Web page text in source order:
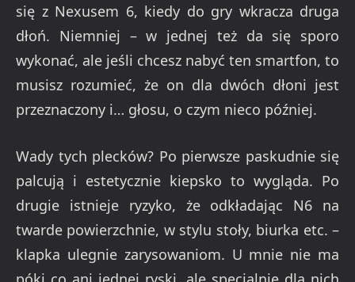
się z Nexusem 6, kiedy do gry wkracza druga
dłoń. Niemniej – w jednej też da się sporo
wykonać, ale jeśli chcesz nabyć ten smartfon, to
musisz rozumieć, że on dla dwóch dłoni jest
przeznaczony i… głosu, o czym nieco później.
Wady tych plecków? Po pierwsze paskudnie się
palcują i estetycznie kiepsko to wygląda. Po
drugie istnieje ryzyko, że odkładając N6 na
twarde powierzchnie, w stylu stoły, biurka etc. –
klapka ulegnie zarysowaniom. U mnie nie ma